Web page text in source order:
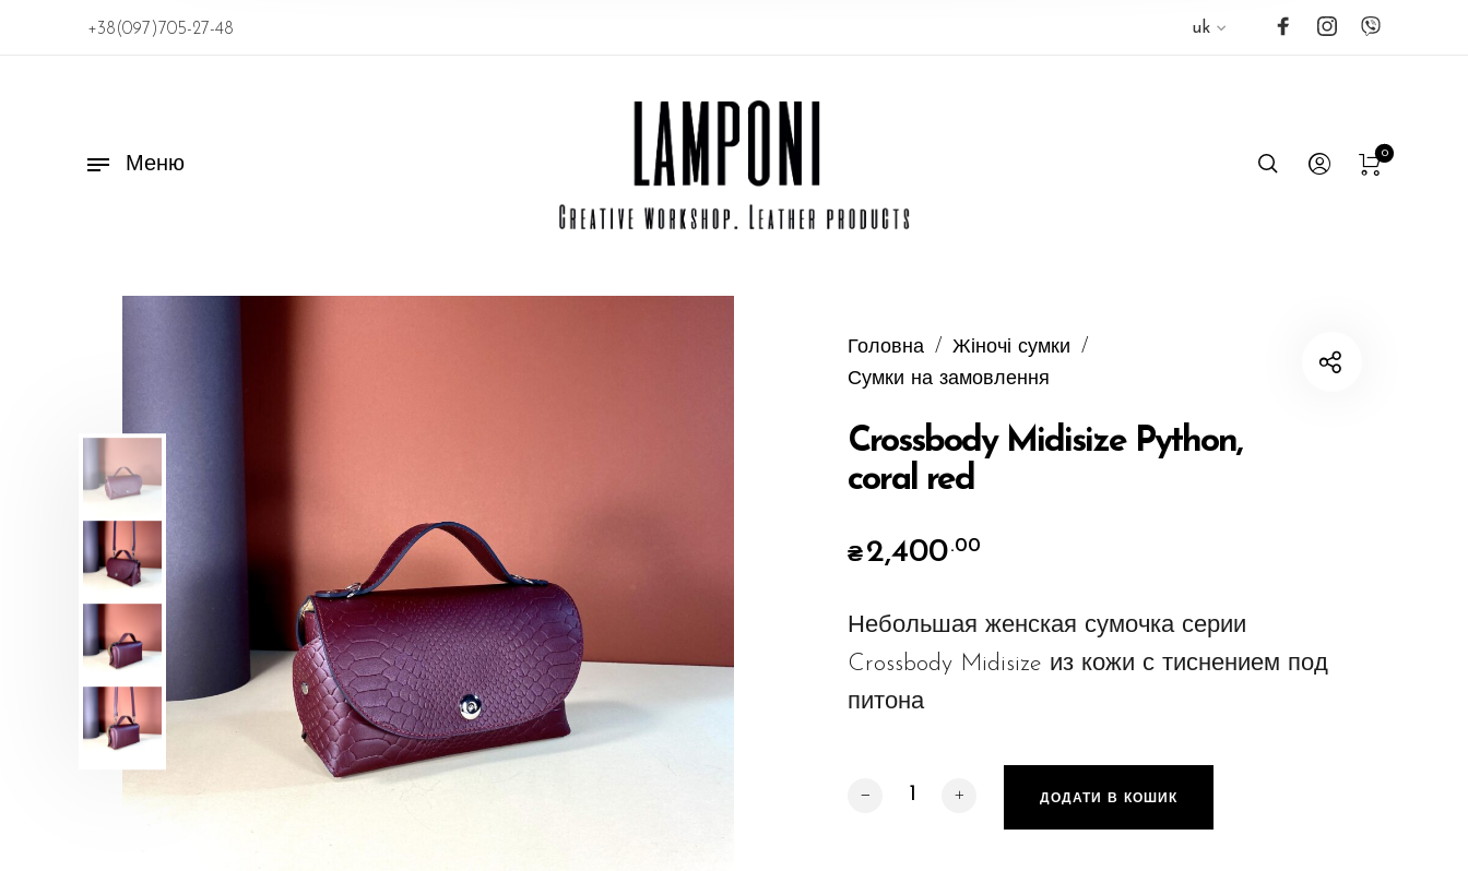
+38(097)705-27-48 uk
Меню
0
Головна / Жіночі сумки /
Сумки на замовлення
Crossbody Midisize Python,
coral red
₴2,400.00
Небольшая женская сумочка серии
Crossbody Midisize из кожи с тиснением под
питона
Crossbody Midisize Python, coral red кількість
ДОДАТИ В КОШИК